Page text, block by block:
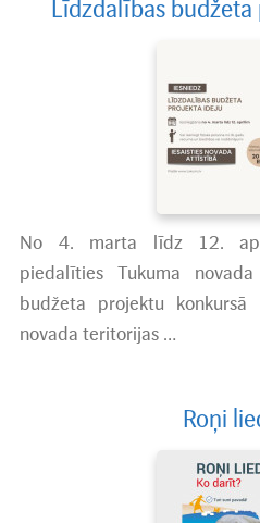
Līdzdalības
No 4. marta līdz 12.
piedalīties Tukuma
budžeta projektu
novada teritorijas …
Roņi